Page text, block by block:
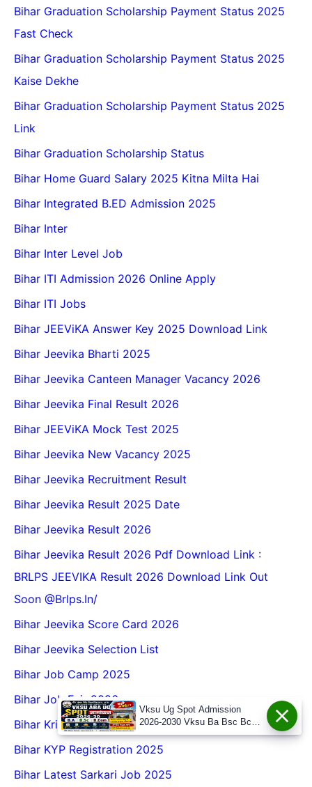
Bihar Graduation Scholarship Payment Status 2025
Fast Check
Bihar Graduation Scholarship Payment Status 2025
Kaise Dekhe
Bihar Graduation Scholarship Payment Status 2025
Link
Bihar Graduation Scholarship Status
Bihar Home Guard Salary 2025 Kitna Milta Hai
Bihar Integrated B.ED Admission 2025
Bihar Inter
Bihar Inter Level Job
Bihar ITI Admission 2026 Online Apply
Bihar ITI Jobs
Bihar JEEViKA Answer Key 2025 Download Link
Bihar Jeevika Bharti 2025
Bihar Jeevika Canteen Manager Vacancy 2026
Bihar Jeevika Final Result 2026
Bihar JEEViKA Mock Test 2025
Bihar Jeevika New Vacancy 2025
Bihar Jeevika Recruitment Result
Bihar Jeevika Result 2025 Date
Bihar Jeevika Result 2026
Bihar Jeevika Result 2026 Pdf Download Link :
BRLPS JEEVIKA Result 2026 Download Link Out
Soon @Brlps.in/
Bihar Jeevika Score Card 2026
Bihar Jeevika Selection List
Bihar Job Camp 2025
Bihar Job Fair 2026
Bihar Krishi Atma Yojana Vacancy 2025
Bihar KYP Registration 2025
Bihar Latest Sarkari Job 2025
Vksu Ug Spot Admission
2026-2030 Vksu Ba Bsc Bcom
Spot Admission 2026-30